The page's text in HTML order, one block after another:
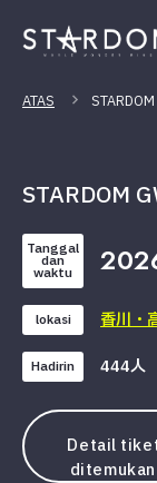
ATAS
STARDOM
Tanggal
dan
waktu
lokasi 香川・
Hadirin 444人
Detail